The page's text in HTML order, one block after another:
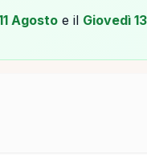
Agosto e il Giovedì